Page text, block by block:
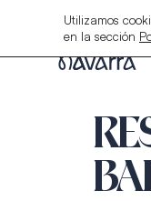
Utilizamos
en la sección